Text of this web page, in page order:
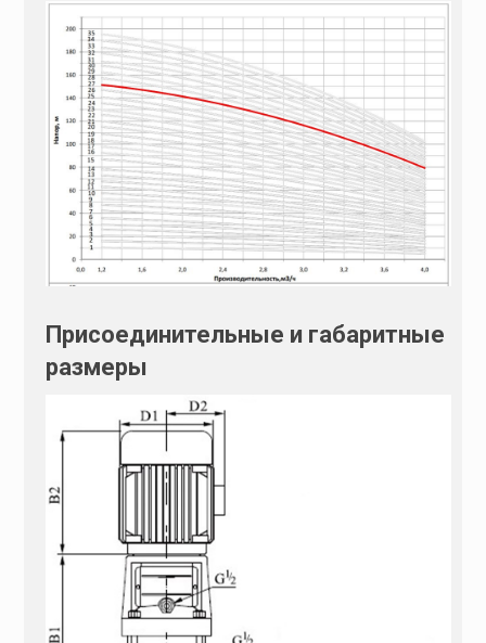
Присоединительные и габаритные
размеры